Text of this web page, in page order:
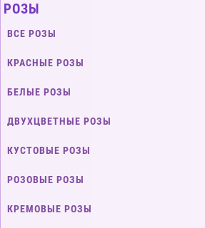
оплатить?
Как
заказ?
РОЗЫ
ВСЕ РОЗЫ
КРАСНЫЕ РОЗЫ
БЕЛЫЕ РОЗЫ
ДВУХЦВЕТНЫЕ РОЗЫ
КУСТОВЫЕ РОЗЫ
РОЗОВЫЕ РОЗЫ
КРЕМОВЫЕ РОЗЫ